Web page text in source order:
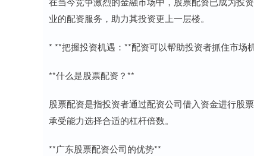
业的配资服务，助力其投资更上一层楼。
* **把握投资机遇：**配资可以帮助投资者抓住市场
**什么是股票配资？**
股票配资是指投资者通过配资公司借入资金进行股
承受能力选择合适的杠杆倍数。
**广东股票配资公司的优势**